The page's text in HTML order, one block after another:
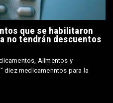
que se habilitaron
no tendrán descuentos
Alimentos y
diez medicamenntos para la